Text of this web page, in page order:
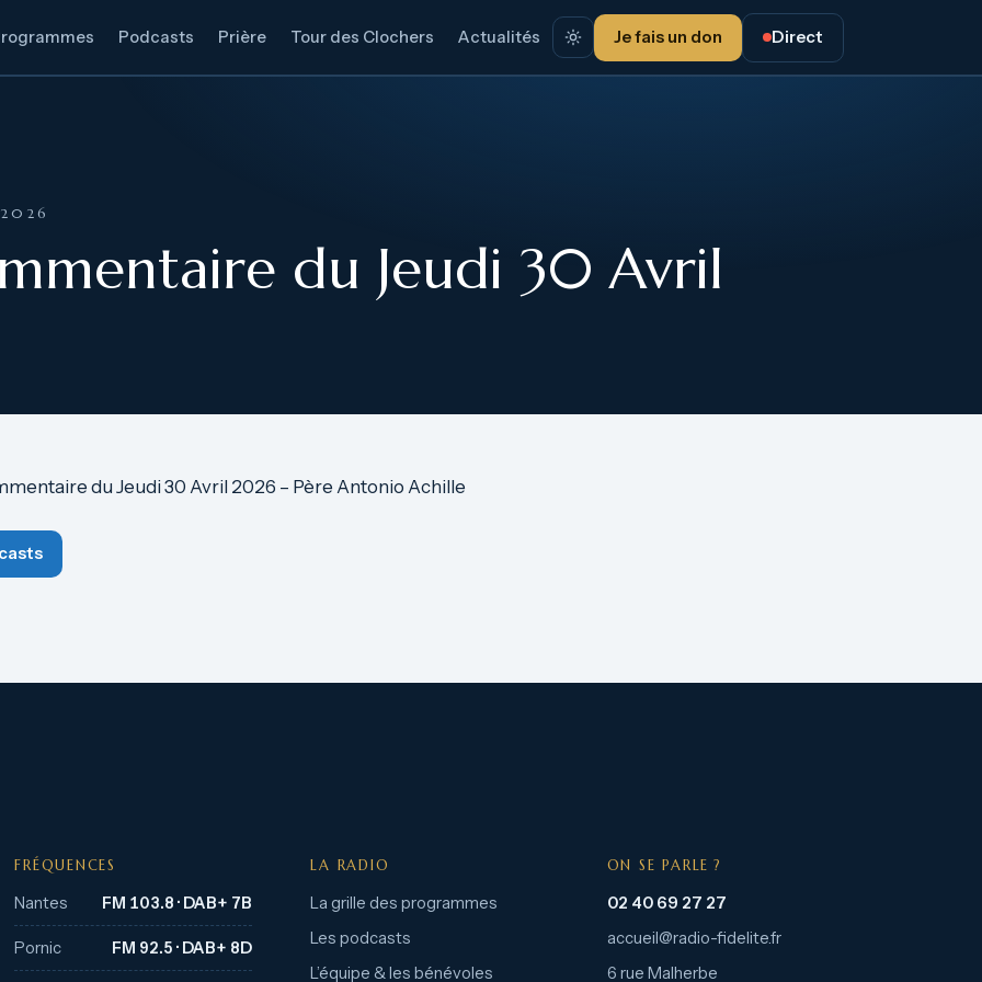
Podcasts Prière Tour des Clochers Actualités Je fais un don Direct
2026
du Jeudi 30 Avril
du Jeudi 30 Avril 2026 – Père Antonio Achille
FRÉQUENCES
Nantes FM 103.8 · DAB+ 7B
Pornic FM 92.5 · DAB+ 8D
LA RADIO
La grille des programmes
Les podcasts
L’équipe & les bénévoles
ON SE PARLE ?
02 40 69 27 27
accueil@radio-fidelite.fr
6 rue Malherbe